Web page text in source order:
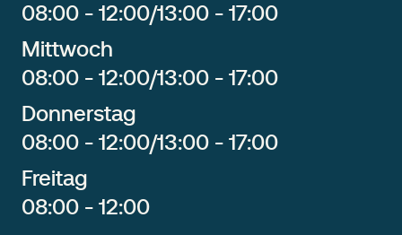
08:00 - 12:00/13:00 - 17:00
Mittwoch
08:00 - 12:00/13:00 - 17:00
Donnerstag
08:00 - 12:00/13:00 - 17:00
Freitag
08:00 - 12:00